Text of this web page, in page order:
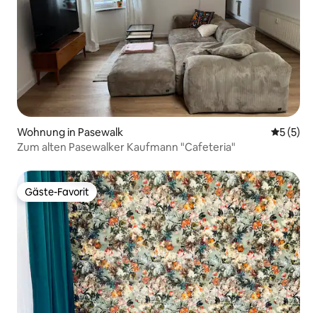
Wohnung in Pasewalk
5 (5)
Zum alten Pasewalker Kaufmann "Cafeteria"
Gäste-Favorit
Gäste-Favorit